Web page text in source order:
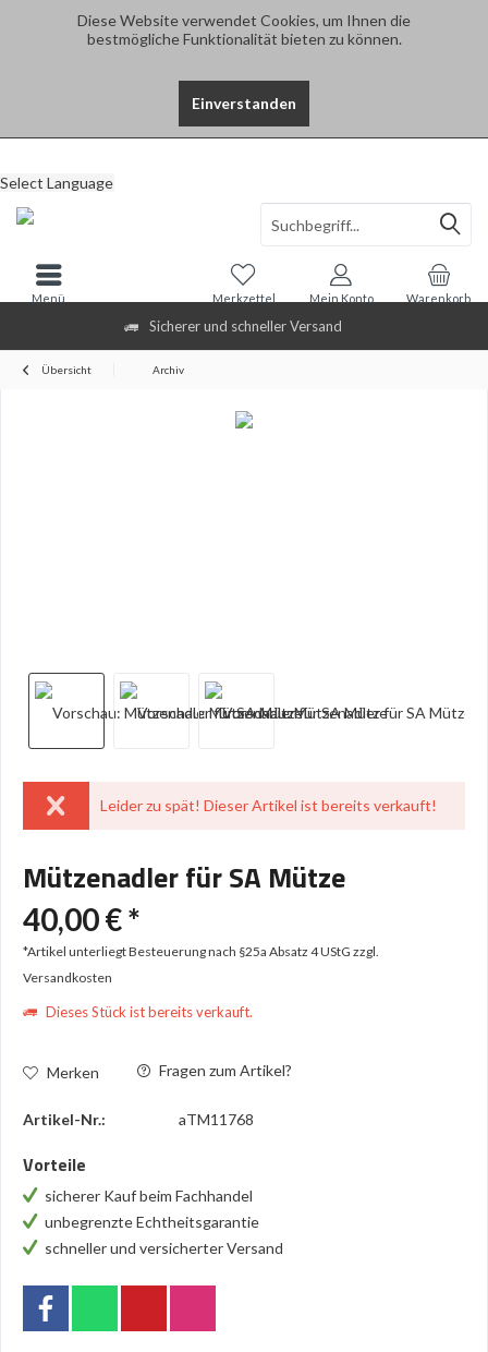
Diese Website verwendet Cookies, um Ihnen die
bestmögliche Funktionalität bieten zu können.
Einverstanden
Sicherer und schneller Versand
Select Language
Warenkorb
Merkzettel Mein Konto
Menü
Übersicht Archiv
Leider zu spät! Dieser Artikel ist bereits verkauft!
Mützenadler für SA Mütze
40,00 € *
*Artikel unterliegt Besteuerung nach §25a Absatz 4 UStG zzgl.
Versandkosten
Dieses Stück ist bereits verkauft.
Merken Fragen zum Artikel?
Artikel-Nr.: aTM11768
Vorteile
sicherer Kauf beim Fachhandel
unbegrenzte Echtheitsgarantie
schneller und versicherter Versand